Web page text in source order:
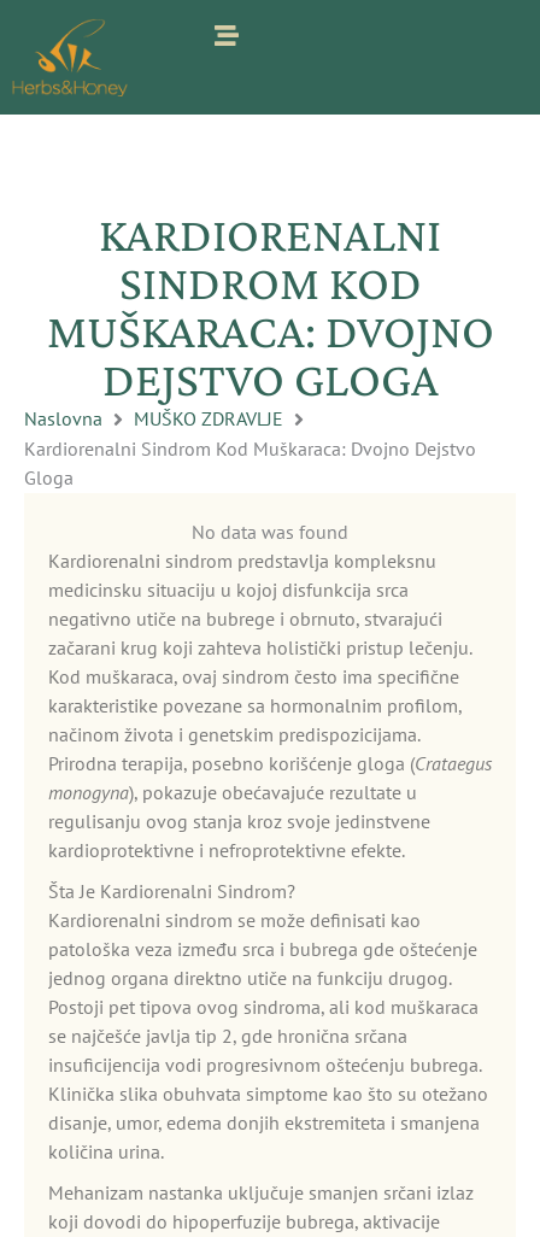
sadržaj
KARDIORENALNI
SINDROM KOD
MUŠKARACA: DVOJNO
DEJSTVO GLOGA
Naslovna
MUŠKO ZDRAVLJE
Kardiorenalni Sindrom Kod Muškaraca: Dvojno Dejstvo
Gloga
No data was found
Kardiorenalni sindrom predstavlja kompleksnu
medicinsku situaciju u kojoj disfunkcija srca
negativno utiče na bubrege i obrnuto, stvarajući
začarani krug koji zahteva holistički pristup lečenju.
Kod muškaraca, ovaj sindrom često ima specifične
karakteristike povezane sa hormonalnim profilom,
načinom života i genetskim predispozicijama.
Prirodna terapija, posebno korišćenje gloga (Crataegus
monogyna), pokazuje obećavajuće rezultate u
regulisanju ovog stanja kroz svoje jedinstvene
kardioprotektivne i nefroprotektivne efekte.
Šta Je Kardiorenalni Sindrom?
Kardiorenalni sindrom se može definisati kao
patološka veza između srca i bubrega gde oštećenje
jednog organa direktno utiče na funkciju drugog.
Postoji pet tipova ovog sindroma, ali kod muškaraca
se najčešće javlja tip 2, gde hronična srčana
insuficijencija vodi progresivnom oštećenju bubrega.
Klinička slika obuhvata simptome kao što su otežano
disanje, umor, edema donjih ekstremiteta i smanjena
količina urina.
Mehanizam nastanka uključuje smanjen srčani izlaz
koji dovodi do hipoperfuzije bubrega, aktivacije